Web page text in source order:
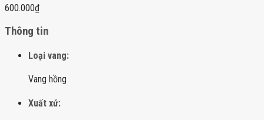
600.000₫
Thông tin
Loại vang:
Vang hồng
Xuất xứ: